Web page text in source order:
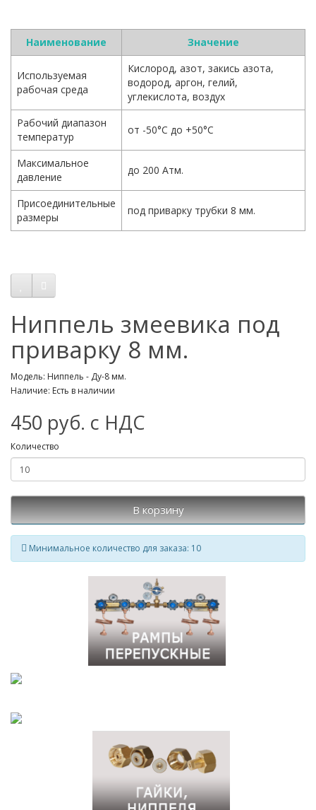
Наименование Значение
Используемая
рабочая среда
Кислород, азот, закись азота,
водород, аргон, гелий,
углекислота, воздух
Рабочий диапазон
температур
от -50°С до +50°С
Максимальное
давление
до 200 Атм.
Присоединительные
размеры
под приварку трубки 8 мм.
Ниппель змеевика под
приварку 8 мм.
Модель: Ниппель - Ду-8 мм.
Наличие: Есть в наличии
450 руб. с НДС
Количество
В корзину
Минимальное количество для заказа: 10